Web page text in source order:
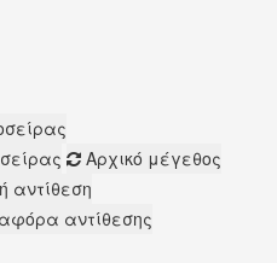
Αρχικό μέγεθος
αντίθεση
αντίθεσης